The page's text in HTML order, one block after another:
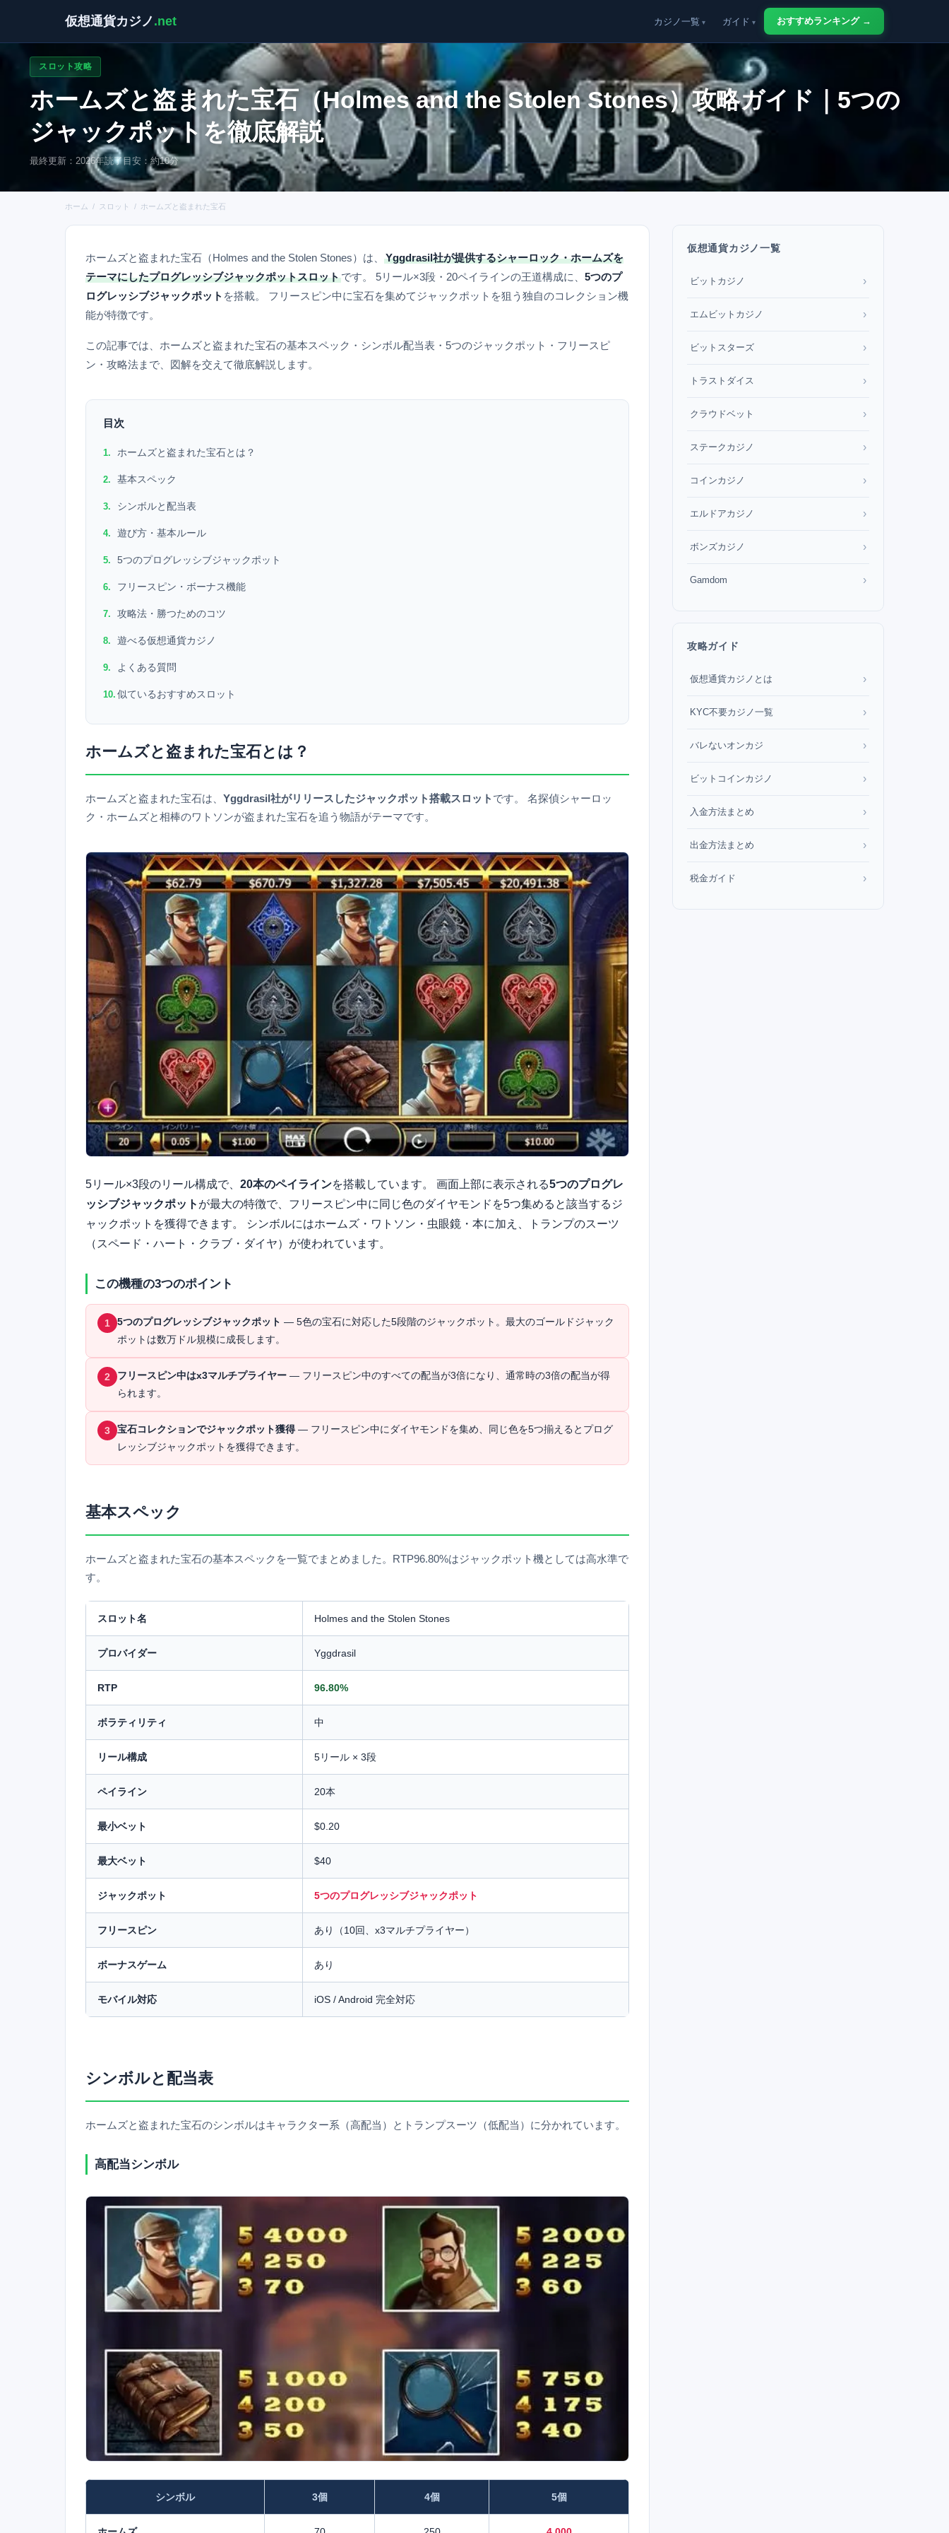
仮想通貨カジノ .net カジノ一覧 ガイド おすすめランキング →
スロット攻略
ホームズと盗まれた宝石（Holmes and the Stolen Stones）攻略ガイド｜5つの
ジャックポットを徹底解説
最終更新：2026年読了目安：約10分
ホーム / スロット / ホームズと盗まれた宝石
ホームズと盗まれた宝石（Holmes and the Stolen Stones）は、
Yggdrasil社が提供するシャーロック・ホームズを
テーマにしたプログレッシブジャックポットスロットです。 5リール×3段・20ペイラインの王道構成に、 5つのプ
ログレッシブジャックポット を搭載。 フリースピン中に宝石を集めてジャックポットを狙う独自のコレクション機
能が特徴です。
この記事では、ホームズと盗まれた宝石の基本スペック・シンボル配当表・5つのジャックポット・フリースピ
ン・攻略法まで、図解を交えて徹底解説します。
目次
ホームズと盗まれた宝石とは？
基本スペック
シンボルと配当表
遊び方・基本ルール
5つのプログレッシブジャックポット
フリースピン・ボーナス機能
攻略法・勝つためのコツ
遊べる仮想通貨カジノ
よくある質問
似ているおすすめスロット
ホームズと盗まれた宝石とは？
ホームズと盗まれた宝石は、 Yggdrasil社がリリースしたジャックポット搭載スロット です。 名探偵シャーロッ
ク・ホームズと相棒のワトソンが盗まれた宝石を追う物語がテーマです。
5リール×3段のリール構成で、 20本のペイラインを搭載しています。 画面上部に表示される5つのプログレ
ッシブジャックポット が最大の特徴で、フリースピン中に同じ色のダイヤモンドを5つ集めると該当するジ
ャックポットを獲得できます。 シンボルにはホームズ・ワトソン・虫眼鏡・本に加え、トランプのスーツ
（スペード・ハート・クラブ・ダイヤ）が使われています。
この機種の3つのポイント
1 5つのプログレッシブジャックポット — 5色の宝石に対応した5段階のジャックポット。最大のゴールドジャック
ポットは数万ドル規模に成長します。
2 フリースピン中はx3マルチプライヤー — フリースピン中のすべての配当が3倍になり、通常時の3倍の配当が得
られます。
3 宝石コレクションでジャックポット獲得 — フリースピン中にダイヤモンドを集め、同じ色を5つ揃えるとプログ
レッシブジャックポットを獲得できます。
基本スペック
ホームズと盗まれた宝石の基本スペックを一覧でまとめました。RTP96.80%はジャックポット機としては高水準で
す。
スロット名 Holmes and the Stolen Stones
プロバイダー Yggdrasil
RTP 96.80%
ボラティリティ 中
リール構成 5リール × 3段
ペイライン 20本
最小ベット $0.20
最大ベット $40
ジャックポット 5つのプログレッシブジャックポット
フリースピン あり（10回、x3マルチプライヤー）
ボーナスゲーム あり
モバイル対応 iOS / Android 完全対応
シンボルと配当表
ホームズと盗まれた宝石のシンボルはキャラクター系（高配当）とトランプスーツ（低配当）に分かれています。
高配当シンボル
シンボル 3個 4個 5個
仮想通貨カジノ一覧
ビットカジノ ›
エムビットカジノ ›
ビットスターズ ›
トラストダイス ›
クラウドベット ›
ステークカジノ ›
コインカジノ ›
エルドアカジノ ›
ボンズカジノ ›
Gamdom ›
攻略ガイド
仮想通貨カジノとは ›
KYC不要カジノ一覧 ›
バレないオンカジ ›
ビットコインカジノ ›
入金方法まとめ ›
出金方法まとめ ›
税金ガイド ›